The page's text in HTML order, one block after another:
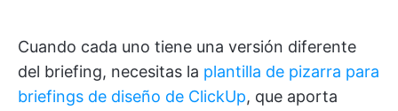
Cuando cada uno tiene una versión diferente
del briefing, necesitas la plantilla de pizarra para
briefings de diseño de ClickUp, que aporta